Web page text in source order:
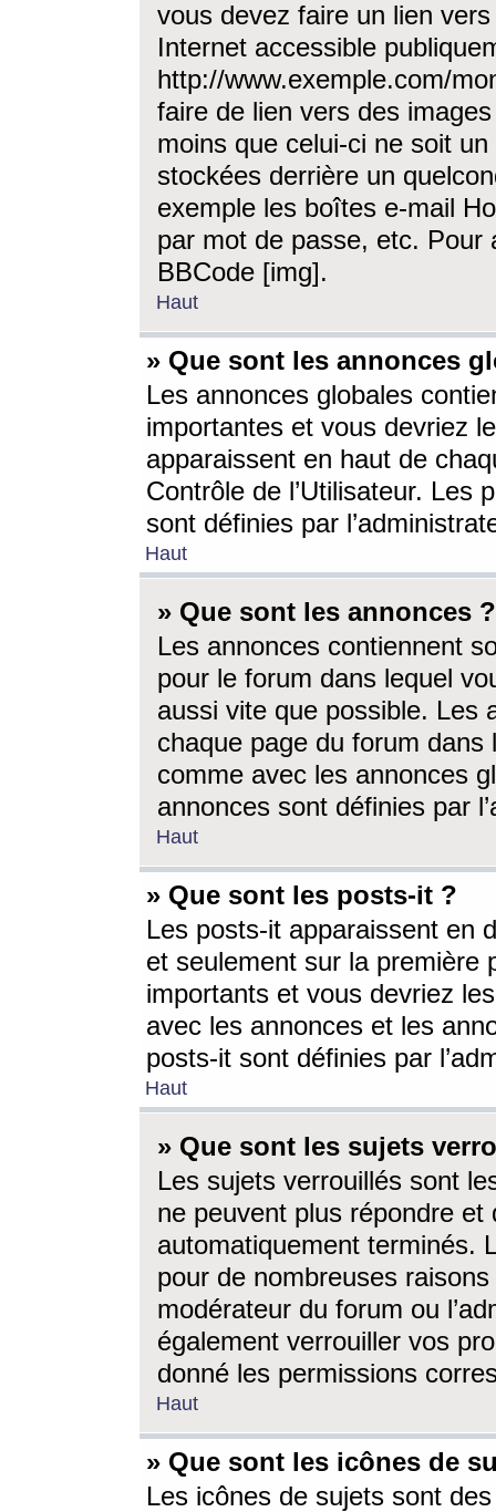
vous devez faire un lien
Internet accessible
http://www.exemple.com/
faire de lien vers des
moins que celui-ci ne soit
stockées derrière un
exemple les boîtes e-mail
par mot de passe, etc. Pour
BBCode [img].
Haut
» Que sont les annonces
Les annonces globales
importantes et vous devriez
apparaissent en haut de
Contrôle de l’Utilisateur. Les
sont définies par
Haut
» Que sont les annonces ?
Les annonces contiennent
pour le forum dans lequel
aussi vite que possible. Les
chaque page du forum dans
comme avec les annonces
annonces sont définies par
Haut
» Que sont les posts-it ?
Les posts-it apparaissent en
et seulement sur la première
importants et vous devriez
avec les annonces et les
posts-it sont définies par
Haut
» Que sont les sujets
Les sujets verrouillés sont
ne peuvent plus répondre
automatiquement terminés.
pour de nombreuses
modérateur du forum ou
également verrouiller vos
donné les permissions
Haut
» Que sont les icônes de
Les icônes de sujets sont